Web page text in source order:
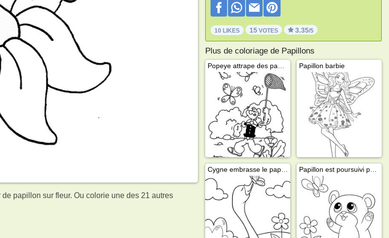
papillon sur fleur. Ou colorie une des 21 autres
10 LIKES 15VOTES 3.35/5
Plus de coloriage de Papillons
Papillon barbie
Cygne embrasse le papillon Papillon est poursuivi par l'ours